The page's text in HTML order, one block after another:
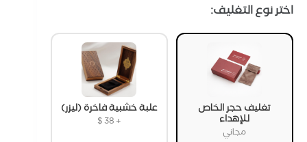
اختر نوع التغليف:
تغليف حجر الخاص
للإهداء
مجاني
علبة خشبية فاخرة (ليزر)
+
$38